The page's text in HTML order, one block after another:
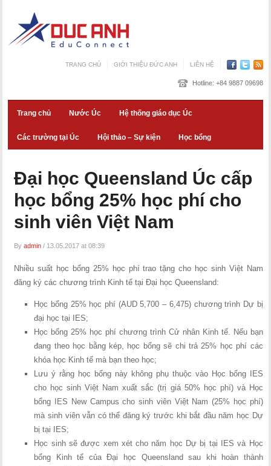
TRANG CHỦ GIỚI THIỆU ĐỨC ANH LIÊN HỆ
Hotline: +84 9887 09698
Trang chủ Nước Úc Hệ thống giáo dục Úc
Các trường tại Úc Hội thảo – Sự kiện Học bổng
Đại học Queensland Úc cấp
học bổng 25% học phí cho
sinh viên Việt Nam
Byadmin / 13.05.2017 at 08:39
Nhiều suất học bổng 25% học phí trao tặng cho học sinh Việt Nam
đăng ký các chương trình Kinh tế tại Đại học Queensland:
Học bổng 25% học phí (AUD 5,700 – 6,475) chương trình Dự bị
đại học tại IES;
Học bổng 25% học phí chương trình Cử nhân Kinh tế. Nếu bạn
đang theo học bằng kép, học bổng sẽ chi trả 25% học phí các
khóa học Kinh tế mà bạn theo học;
Lưu ý rằng học bổng này không phụ thuộc vào Học bổng IES
cho học sinh Việt Nam xuất sắc (trị giá 50% học phí) và Học
bổng IES New Campus cho sinh viên Việt Nam (25% học phí)
mà sinh viên vẫn có thể đăng ký trước khi bắt đầu năm học Dự
bị tại IES;
Học sinh sẽ được xem xét cho năm học Dự bị tại IES và Học
bổng Kinh tế của Đại học Queensland sau khi hoàn thành